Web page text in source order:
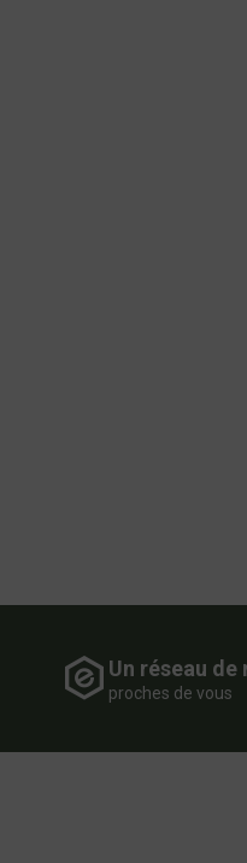
Un réseau de
proches de vous